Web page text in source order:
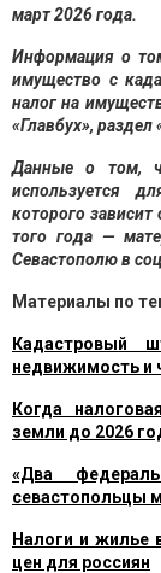
март 2026 года.
Информация о
имущество с
налог на
«Главбух», раздел
Данные о том,
используется
которого
того года —
Севастополю в
Материалы по
Кадастровый
недвижимость и
Когда
земли до 2026
«Два
севастопольцы
Налоги и жилье
цен для россиян